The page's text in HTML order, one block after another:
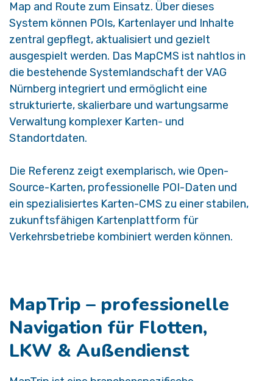
Map and Route zum Einsatz. Über dieses
System können POIs, Kartenlayer und Inhalte
zentral gepflegt, aktualisiert und gezielt
ausgespielt werden. Das MapCMS ist nahtlos in
die bestehende Systemlandschaft der VAG
Nürnberg integriert und ermöglicht eine
strukturierte, skalierbare und wartungsarme
Verwaltung komplexer Karten- und
Standortdaten.
Die Referenz zeigt exemplarisch, wie Open-
Source-Karten, professionelle POI-Daten und
ein spezialisiertes Karten-CMS zu einer stabilen,
zukunftsfähigen Kartenplattform für
Verkehrsbetriebe kombiniert werden können.
MapTrip – professionelle
Navigation für Flotten,
LKW & Außendienst ​​